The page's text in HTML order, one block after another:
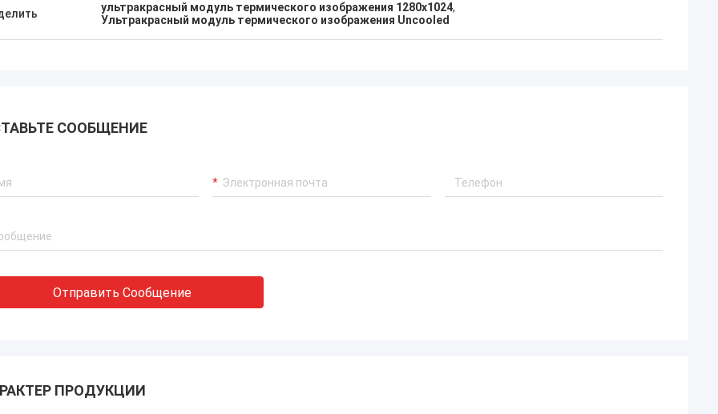
ультракрасный модуль термического изображения 1280x1024,
Ультракрасный модуль термического изображения Uncooled
СООБЩЕНИЕ
Отправить Сообщение
ПРОДУКЦИИ